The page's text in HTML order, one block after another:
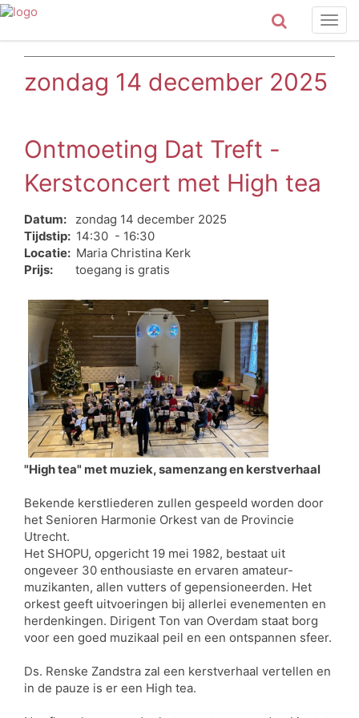
zondag 14 december 2025
Ontmoeting Dat Treft -
Kerstconcert met High tea
Datum:
zondag 14 december 2025
Tijdstip: 14:30 - 16:30
Locatie: Maria Christina Kerk
Prijs:
toegang is gratis
"High tea" met muziek, samenzang en kerstverhaal
Bekende kerstliederen zullen gespeeld worden door
het Senioren Harmonie Orkest van de Provincie
Utrecht.
Het SHOPU, opgericht 19 mei 1982, bestaat uit
ongeveer 30 enthousiaste en ervaren amateur-
muzikanten, allen vutters of gepensioneerden. Het
orkest geeft uitvoeringen bij allerlei evenementen en
herdenkingen. Dirigent Ton van Overdam staat borg
voor een goed muzikaal peil en een ontspannen sfeer.
Ds. Renske Zandstra zal een kerstverhaal vertellen en
in de pauze is er een High tea.